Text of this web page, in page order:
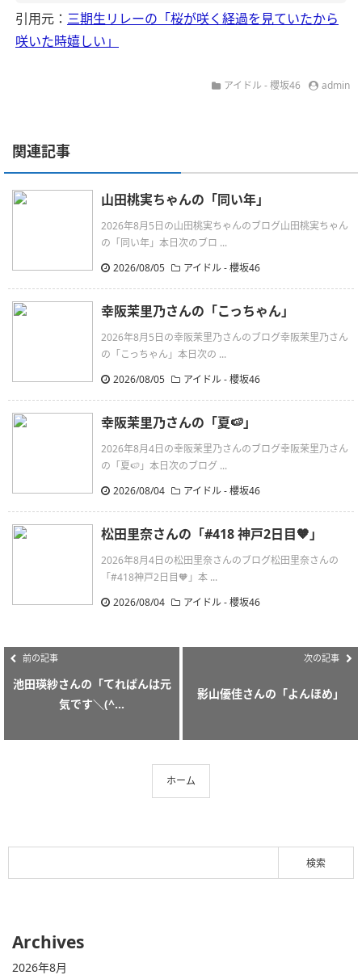
引用元： 三期生リレーの「桜が咲く経過を見ていたから
咲いた時嬉しい」
アイドル - 櫻坂46 admin
関連記事
山田桃実ちゃんの「同い年」
2026年8月5日の山田桃実ちゃんのブログ山田桃実ちゃん
の「同い年」本日次のブロ ...
2026/08/05
アイドル - 櫻坂46
幸阪茉里乃さんの「こっちゃん」
2026年8月5日の幸阪茉里乃さんのブログ幸阪茉里乃さん
の「こっちゃん」本日次の ...
2026/08/05
アイドル - 櫻坂46
幸阪茉里乃さんの「夏🍉」
2026年8月4日の幸阪茉里乃さんのブログ幸阪茉里乃さん
の「夏🍉」本日次のブログ ...
2026/08/04
アイドル - 櫻坂46
松田里奈さんの「#418 神戸2日目🧡」
2026年8月4日の松田里奈さんのブログ松田里奈さんの
「#418神戸2日目🧡」本 ...
2026/08/04
アイドル - 櫻坂46
前の記事
池田瑛紗さんの「てれぱんは元
気です＼(^...
次の記事
影山優佳さんの「よんほめ」
ホーム
Archives
2026年8月